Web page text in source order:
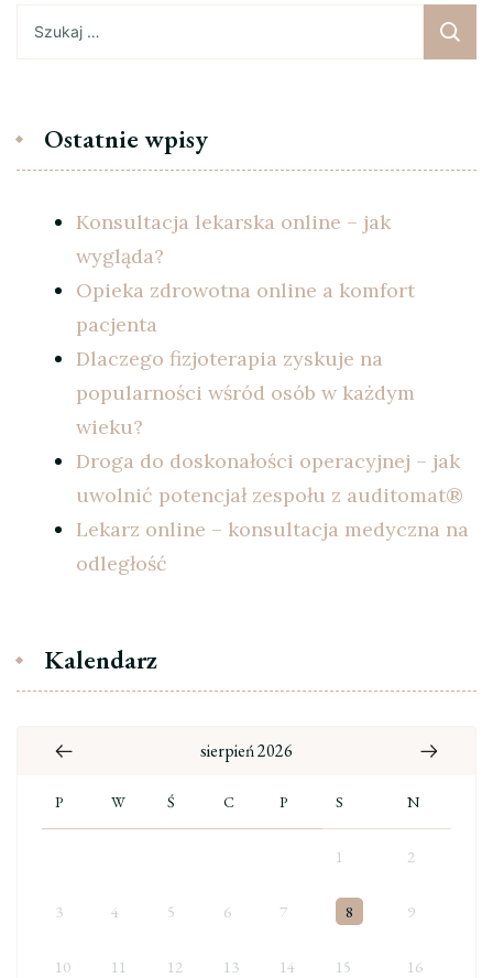
Ostatnie wpisy
Konsultacja lekarska online – jak
wygląda?
Opieka zdrowotna online a komfort
pacjenta
Dlaczego fizjoterapia zyskuje na
popularności wśród osób w każdym
wieku?
Droga do doskonałości operacyjnej – jak
uwolnić potencjał zespołu z auditomat®
Lekarz online – konsultacja medyczna na
odległość
Kalendarz
sierpień 2026
P W Ś C P S N
1 2
3 4 5 6 7 8 9
10 11 12 13 14 15 16